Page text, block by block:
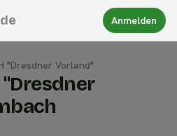
Anmelden
"Dresdner Vorland"
"Dresdner